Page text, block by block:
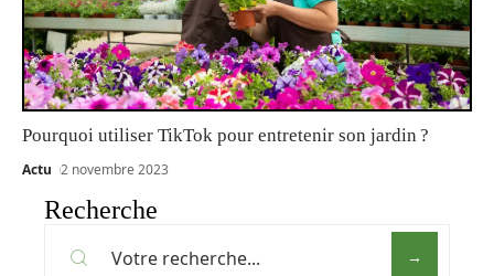
Pourquoi utiliser TikTok pour entretenir son jardin ?
Actu 2 novembre 2023
Recherche